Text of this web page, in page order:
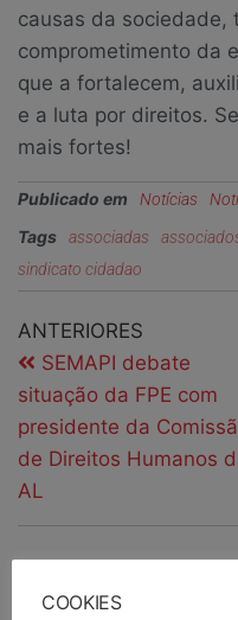
causas da sociedade,
comprometimento da
que a fortalecem,
e a luta por direitos.
mais fortes!
Publicado em Notícias
Tags associadas
sindicato cidadao
ANTERIORES
SEMAPI debate
situação da FPE com
presidente da
de Direitos Humanos
AL
COOKIES